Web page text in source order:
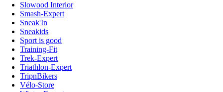
Slowood Interior
Smash-Expert
Sneak'In
Sneakids
Sport is good
Training-Fit
Trek-Expert
Triathlon-Expert
TripnBikers
Vélo-Store